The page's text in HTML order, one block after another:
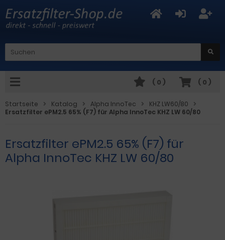
( 0 )
( 0 )
Startseite Katalog Alpha InnoTec
KHZ LW60/80
Ersatzfilter ePM2.5 65% (F7) für Alpha InnoTec KHZ LW 60/80
Ersatzfilter ePM2.5 65% (F7) für
Alpha InnoTec KHZ LW 60/80